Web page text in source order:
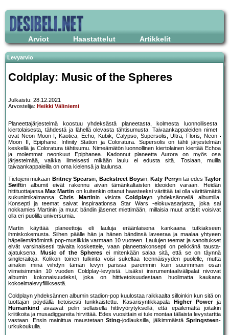
Arviot Haastattelut Artikkelit
Levyarvio
Coldplay: Music of the Spheres
Julkaistu: 28.12.2021
Arvostelija: Heikki Väliniemi
Planeettajärjestelmä koostuu yhdeksästä planeetasta, kolmesta luonnollisesta
kiertolaisesta, tähdestä ja lähellä olevasta tähtisumusta. Taivaankappaleiden nimet
ovat Neon Moon I, Kaotica, Echo, Kubik, Calypso, Supersolis, Ultra, Floris, Neon
Moon II, Epiphane, Infinity Station ja Coloratura. Supersolis on tähti järjestelmän
keskellä ja Coloratura tähtisumu. Nimeämätön luonnollinen kiertolainen kiertää Echoa
ja molemmat neonkuut Epiphanea. Kadonnut planeetta Aurora on myös osa
järjestelmää, vaikka ilmeisesti mikään laulu ei edusta sitä. Tosiaan, muilla
taivaankappaleilla on oma kielensä ja laulunsa.
Tietojeni mukaan Britney Spearsin, Backstreet Boysin, Katy Perryn tai edesTaylor
Swiftin albumit eivät rakennu aivan tämänkaltaisten ideoiden varaan. Heidän
hittituottajansa Max Martin on kuitenkin ottanut haasteeksi värittää tai olla värittämättä
sukunimikaimansa Chris Martinin visiotaColdplayn yhdeksännellä albumilla.
Konsepti ja teemat saivat inspiraationsa Star Wars -elokuvasarjasta, joka sai
nokkamies Martinin ja muut bändin jäsenet miettimään, millaisia muut artistit voisivat
olla eri puolilla universumia.
Martin käyttää planeettoja eli lauluja eräänlaisena kankaana tutkiakseen
ihmiskokemusta. Siihen päälle hän ja hänen bändinsä laveeraa ja maalaa yhtyeen
häpeilemättömintä pop-musiikkia varmaan 10 vuoteen. Laulujen teemat ja sanoitukset
eivät varsinaisesti taivaita koskettele, vaan planeettakonsepti on pelkkänä tausta-
ajatuksena.
Music of the Spheres ei mitenkään salaa sitä, että se on täynnä
singleraitoja. Kolikon toinen tulkinta voisi sukeltaa teennäisyyden puolelle, mutta
ainakin minä viihdyn tämän levyn parissa paremmin kuin suurimman osan
viimeisimmän 10 vuoden Coldplay-levyistä. Lisäksi insrumentaalivälipalat nivovat
albumin kokonaisuudeksi, joka on hittivetoisuudestaan huolimatta kaukana
kokoelmalevyfiiliksestä.
Coldplayn yhdeksännen albumin stadion-pop kuulostaa raikkaalta silloinkin kun sitä on
tuottajan pöydällä tietoisesti tunkkaistettu. Kasarisyntikkapala
Higher Powerja
Humankind
avaavat pelin sellaisella hittivyörytyksellä, että epäilemättä joitakin
kriitikoita ja musadiggareita hirvittää. Edes vuosittain ei tule montaa tällaista levystarttia
vastaan. Ensin mainittua maustetaan Sting-jodlauksilla, jälkimmäistä Springsteen-
urkukoukulla.